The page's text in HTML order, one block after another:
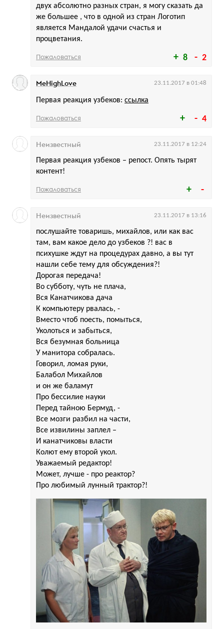
8 2
двух абсолютно разных стран, я могу сказать да
же большее , что в одной из стран Логотип
является Мандалой удачи счастья и
процветания.
Пожаловаться
4
Первая реакция узбеков: ссылка
MeHighLove 23.11.2017 в 01:48
Пожаловаться
Первая реакция узбеков – репост. Опять тырят
контент!
Неизвестный 23.11.2017 в 12:24
Пожаловаться
послушайте товаришь, михайлов, или как вас
там, вам какое дело до узбеков ?! ваc в
психушке ждут на процедурах давно, а вы тут
нашли себе тему для обсуждения?!
Дорогая передача!
Во субботу, чуть не плача,
Вся Канатчикова дача
К компьютеру рвалась, -
Вместо чтоб поесть, помыться,
Уколоться и забыться,
Вся безумная больница
У манитора собралась.
Говорил, ломая руки,
Балабол Михайлов
и он же баламут
Про бессилие науки
Перед тайною Бермуд, -
Все мозги разбил на части,
Все извилины заплел –
И канатчиковы власти
Колют ему второй укол.
Уважаемый редактор!
Может, лучше - про реактор?
Про любимый лунный трактор?!
Неизвестный 23.11.2017 в 13:16